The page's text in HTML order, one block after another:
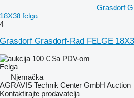
Grasdorf
18X38 felga
4
Grasdorf Grasdorf-Rad FELGE
100 € Sa PDV-om
Felga
Njemačka
AGRAVIS Technik Center GmbH Auction
Kontaktirajte prodavatelja